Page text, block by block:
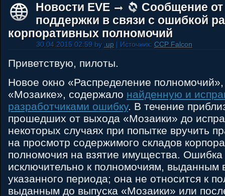
Новости EVE
Сообщение
поддержки в связи с ошибкой
корпоративных полномочий
30.04.2015 02:59 by .up | Источник: CCP Falcon
Приветствую, пилоты.
Новое окно «Распределение
«Мозаике», содержало найденную и
разработчиками ошибку. В течение
прошедших от выхода «Мозаики» до
некоторых случаях при попытке вручить
на просмотр содержимого складов
полномочия на взятие имущества. Ошибка
исключительно к полномочиям, выданным
указанного периода; она не относится к
выданным до выпуска «Мозаики» или